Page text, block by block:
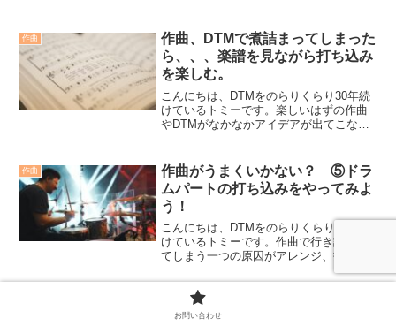
のノンダイアトニックコードを使うこと
によって曲に彩りを与...
作曲
作曲、DTMで煮詰まってしまった
ら、、、楽譜を見ながら打ち込み
を楽しむ。
こんにちは、DTMをのらりくらり30年続
けているトミーです。楽しいはずの作曲
やDTMがなかなかアイデアが出てこなく
が、自分の好きな曲を打ち込んで一曲の
音源として完成させて...
作曲
作曲がうまくいかない？ ⑤ドラ
ムパートの打ち込みをやってみよ
う！
こんにちは、DTMをのらりくらり30年続
けているトミーです。作曲で行き詰まっ
てしまう一つの原因がアレンジ、打ち込
みかと思います。そもそも、楽器弾けな
いんだから分からないよ～。そりゃそう
ですよね。DTMをバリバリやっている方
でも、ドラムも叩け...
メロディが作れない？メロディが
思いつかない時に芋づる式にメロ
お問い合わせ